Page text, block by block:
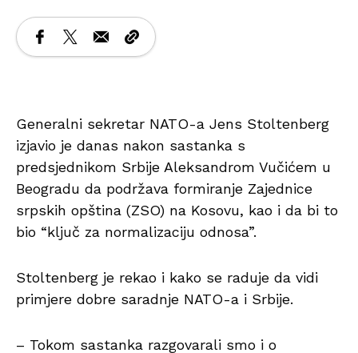
Generalni sekretar NATO-a Jens Stoltenberg
izjavio je danas nakon sastanka s
predsjednikom Srbije Aleksandrom Vučićem u
Beogradu da podržava formiranje Zajednice
srpskih opština (ZSO) na Kosovu, kao i da bi to
bio “ključ za normalizaciju odnosa”.
Stoltenberg je rekao i kako se raduje da vidi
primjere dobre saradnje NATO-a i Srbije.
– Tokom sastanka razgovarali smo i o